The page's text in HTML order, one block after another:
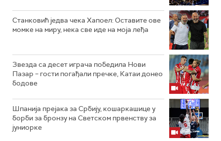
Станковић једва чека Хапоел: Оставите ове
момке на миру, нека све иде на моја леђа
Звезда са десет играча победила Нови
Пазар – гости погађали пречке, Катаи донео
бодове
Шпанија прејакa за Србију, кошаркашице у
борби за бронзу на Светском првенству за
јуниорке